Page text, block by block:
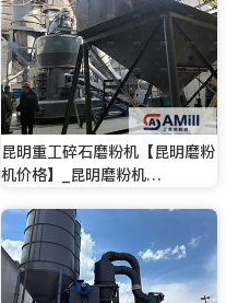
昆明重工碎石磨粉机【昆明磨粉
机价格】_昆明磨粉机…